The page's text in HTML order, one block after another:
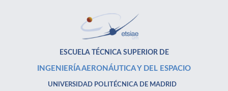
ESCUELA TÉCNICA SUPERIOR DE
INGENIERÍA AERONÁUTICA Y DEL ESPACIO
UNIVERSIDAD POLITÉCNICA DE MADRID